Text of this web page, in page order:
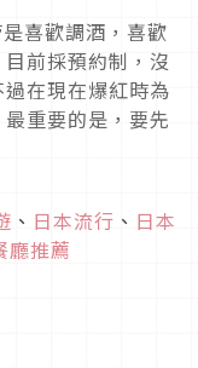
喜歡調酒，喜歡
前採預約制，沒
在現在爆紅時為
重要的是，要先
、 日本流行 、 日本
廳推薦